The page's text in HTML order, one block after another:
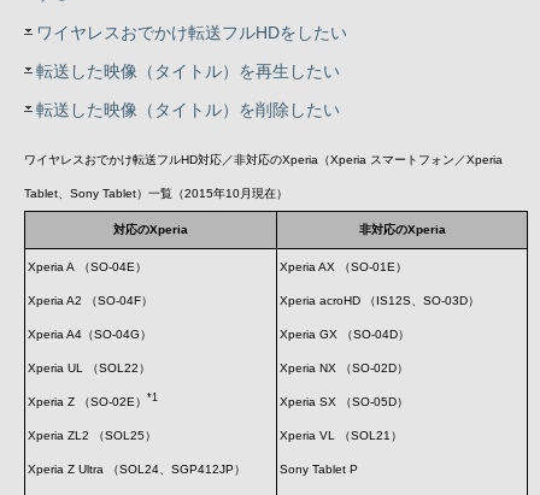
ワイヤレスおでかけ転送フルHDをしたい
転送した映像（タイトル）を再生したい
転送した映像（タイトル）を削除したい
ワイヤレスおでかけ転送フルHD対応／非対応のXperia（Xperia スマートフォン／Xperia
Tablet、Sony Tablet）一覧（2015年10月現在）
対応のXperia 非対応のXperia
Xperia A （SO-04E）
Xperia A2 （SO-04F）
Xperia A4（SO-04G）
Xperia UL （SOL22）
Xperia Z （SO-02E） *1
Xperia ZL2 （SOL25）
Xperia Z Ultra （SOL24、SGP412JP）
Xperia AX （SO-01E）
Xperia acroHD （IS12S、SO-03D）
Xperia GX （SO-04D）
Xperia NX （SO-02D）
Xperia SX （SO-05D）
Xperia VL （SOL21）
Sony Tablet P